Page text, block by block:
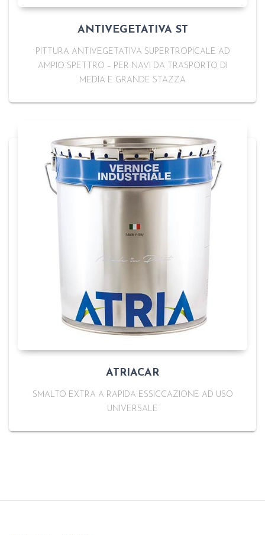
ANTIVEGETATIVA ST
PITTURA ANTIVEGETATIVA SUPERTROPICALE AD
AMPIO SPETTRO – PER NAVI DA TRASPORTO DI
MEDIA E GRANDE STAZZA
ATRIACAR
SMALTO EXTRA A RAPIDA ESSICCAZIONE AD USO
UNIVERSALE